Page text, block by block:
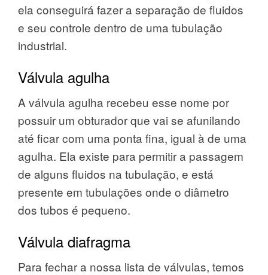
ela conseguirá fazer a separação de fluidos
e seu controle dentro de uma tubulação
industrial.
Válvula agulha
A válvula agulha recebeu esse nome por
possuir um obturador que vai se afunilando
até ficar com uma ponta fina, igual à de uma
agulha. Ela existe para permitir a passagem
de alguns fluidos na tubulação, e está
presente em tubulações onde o diâmetro
dos tubos é pequeno.
Válvula diafragma
Para fechar a nossa lista de válvulas, temos